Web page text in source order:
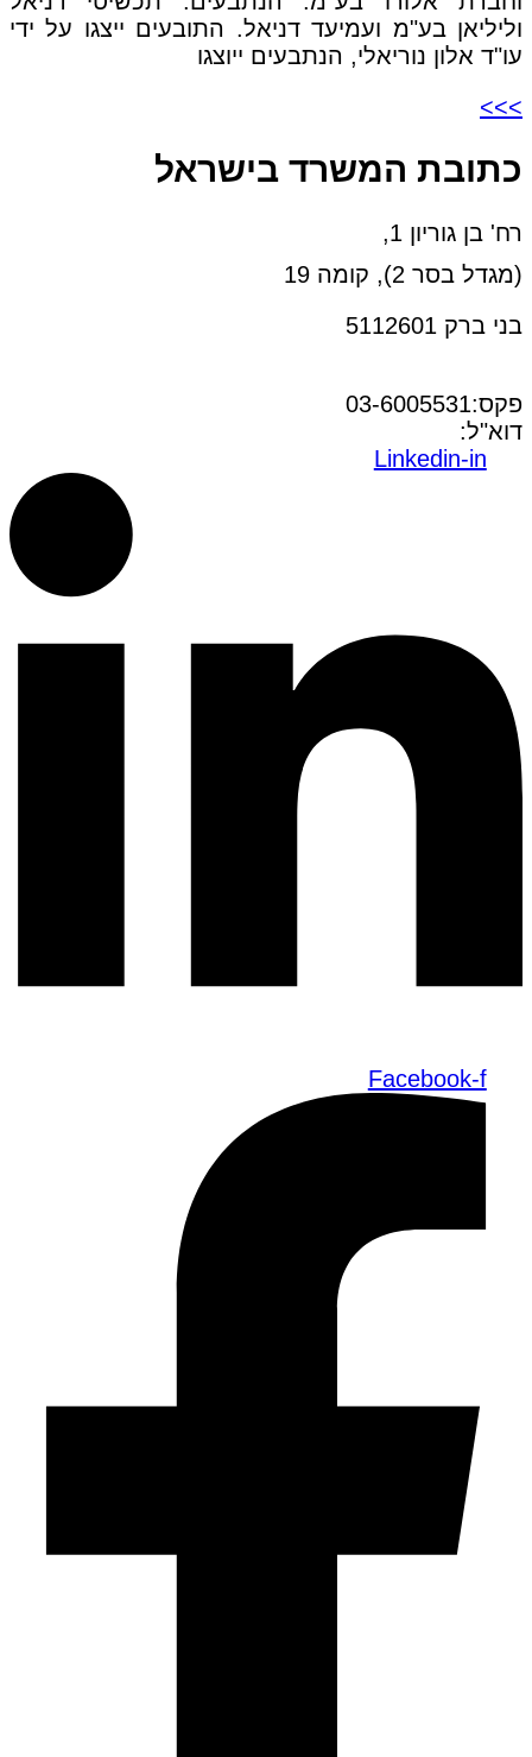
וליליאן בע"מ ועמיעד דניאל. התובעים ייצגו על ידי
עו"ד אלון נוריאלי, הנתבעים ייוצגו
>>>
כתובת המשרד בישראל
רח' בן גוריון 1,
(מגדל בסר 2), קומה 19
בני ברק 5112601
פקס:03-6005531
דוא"ל:
Linkedin-in
Facebook-f